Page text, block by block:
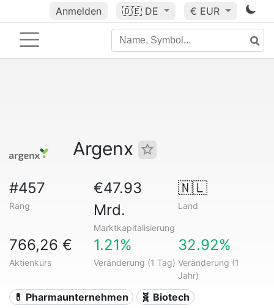
Anmelden 🇩🇪 DE € EUR
Argenx
#457
Rang
€47.93
Mrd.
Marktkapitalisierung
🇳🇱
Land
766,26 €
Aktienkurs
1.21%
Veränderung (1 Tag)
32.92%
Veränderung (1
Jahr)
💊 Pharmaunternehmen 🧬 Biotech